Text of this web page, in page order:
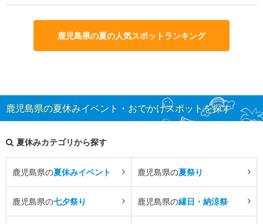
鹿児島県の夏の人気スポットランキング
鹿児島県の夏休みイベント・おでかけスポットを探す
夏休みカテゴリから探す
鹿児島県の夏休みイベント 鹿児島県の夏祭り
鹿児島県の七夕祭り 鹿児島県の縁日・納涼祭